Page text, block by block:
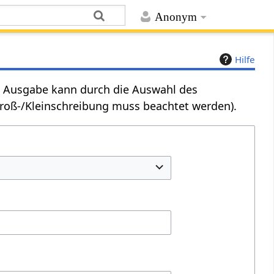
Anonym
Hilfe
kann durch die Auswahl des
Kleinschreibung muss beachtet werden).